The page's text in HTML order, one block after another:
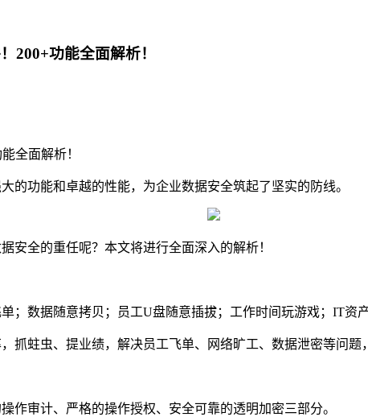
200+功能全面解析！
全面解析！
的功能和卓越的性能，为企业数据安全筑起了坚实的防线。
安全的重任呢？本文将进行全面深入的解析！
；数据随意拷贝；员工U盘随意插拔；工作时间玩游戏；IT资
抓蛀虫、提业绩，解决员工飞单、网络旷工、数据泄密等问
作审计、严格的操作授权、安全可靠的透明加密三部分。